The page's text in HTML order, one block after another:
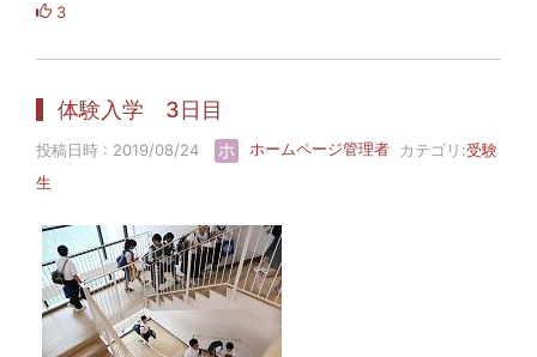
3
体験入学 3日目
投稿日時 : 2019/08/24 ホームページ管理者 カテゴリ:受験
生